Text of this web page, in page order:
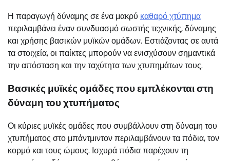
Η παραγωγή δύναμης σε ένα μακρύ καθαρό χτύπημα
περιλαμβάνει έναν συνδυασμό σωστής τεχνικής, δύναμης
και χρήσης βασικών μυϊκών ομάδων. Εστιάζοντας σε αυτά
τα στοιχεία, οι παίκτες μπορούν να ενισχύσουν σημαντικά
την απόσταση και την ταχύτητα των χτυπημάτων τους.
Βασικές μυϊκές ομάδες που εμπλέκονται στη
δύναμη του χτυπήματος
Οι κύριες μυϊκές ομάδες που συμβάλλουν στη δύναμη του
χτυπήματος στο μπάντμιντον περιλαμβάνουν τα πόδια, τον
κορμό και τους ώμους. Ισχυρά πόδια παρέχουν τη